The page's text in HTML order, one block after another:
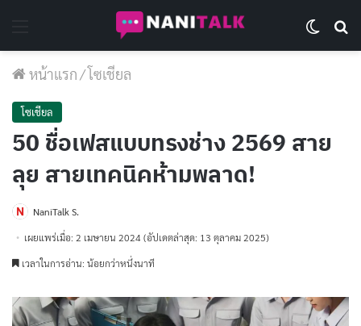
หน้าแรก/โซเชียล
โซเชียล
50 ชื่อเฟสแบบทรงช่าง 2569 สาย
ลุย สายเทคนิคห้ามพลาด!
NaniTalk S.
เผยแพร่เมื่อ: 2 เมษายน 2024 (อัปเดตล่าสุด: 13 ตุลาคม 2025)
เวลาในการอ่าน: น้อยกว่าหนึ่งนาที